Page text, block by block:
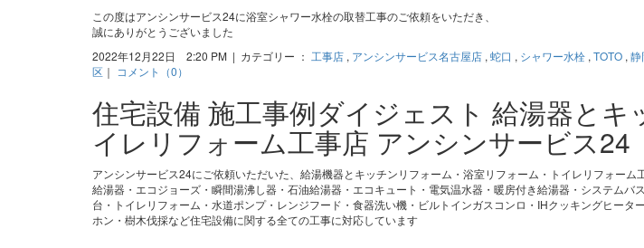
この度はアンシンサービス24に浴室シャワー水栓の取替工事のご依頼をいただき、
誠にありがとうございました
2022年12月22日 2:20 PM | カテゴリー ： 工事店 , アンシンサービス名古屋店 , 蛇口 , シャワー水栓 , TOTO , 静
区 ｜ コメント（0）
住宅設備 施工事例ダイジェスト 給湯器とキ
イレリフォーム工事店 アンシンサービス24
アンシンサービス24にご依頼いただいた、給湯機器とキッチンリフォーム・浴室リフォーム・トイレリフォーム
給湯器・エコジョーズ・瞬間湯沸し器・石油給湯器・エコキュート・電気温水器・暖房付き給湯器・システムバ
台・トイレリフォーム・水道ポンプ・レンジフード・食器洗い機・ビルトインガスコンロ・IHクッキングヒータ
ホン・樹木伐採など住宅設備に関する全ての工事に対応しています